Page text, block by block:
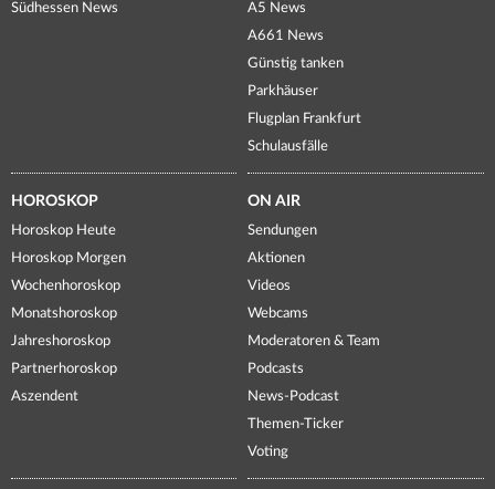
Südhessen News
A5 News
A661 News
Günstig tanken
Parkhäuser
Flugplan Frankfurt
Schulausfälle
HOROSKOP
Horoskop Heute
Horoskop Morgen
Wochenhoroskop
Monatshoroskop
Jahreshoroskop
Partnerhoroskop
Aszendent
ON AIR
Sendungen
Aktionen
Videos
Webcams
Moderatoren & Team
Podcasts
News-Podcast
Themen-Ticker
Voting